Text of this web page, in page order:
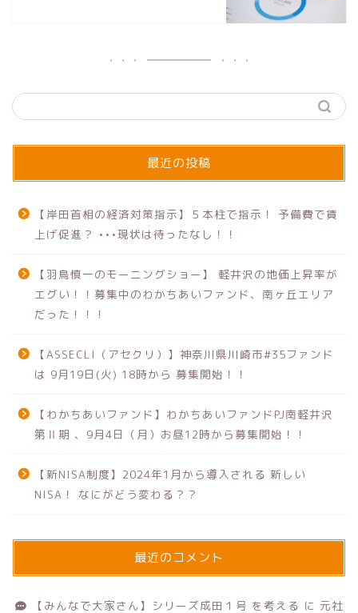
最近の投稿
【岸田首相の経済対策指示】５本柱で指示！ 予備費で賃
上げ促進？ •••現状は待ったなし！！
【羽鳥慎一のモーニングショー】 軽井沢の地価上昇率が
エグい！！募集中のわかちあいファンド、南ヶ丘エリア
だった！！！
【ASSECLI（アセクリ）】神奈川県川崎市#35ファンド
は 9月19日(火) 18時から 募集開始！！
【わかちあいファンド】わかちあいファンドPJ南軽井沢
第Ⅱ期 、9月4日（月）お昼12時から募集開始！！
【新NISA制度】2024年1月から導入される 新しい
NISA！ なにがどう変わる？？
最近のコメント
【みんなで大家さん】シリーズ成田１号 を考える に 元社